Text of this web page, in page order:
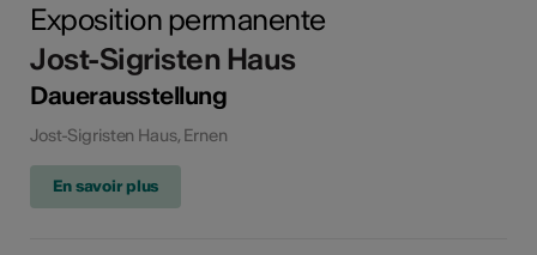
Exposition permanente
Jost-Sigristen Haus
Dauerausstellung
Jost-Sigristen Haus, Ernen
En savoir plus